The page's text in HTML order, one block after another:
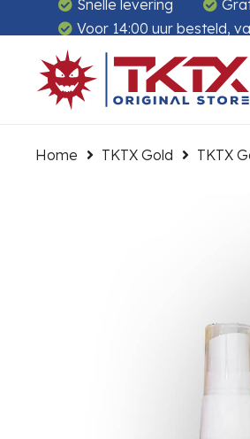
Snelle levering
Voor 14:00 uur besteld,
Home TKTX Gold TKTX